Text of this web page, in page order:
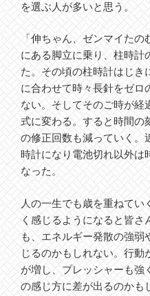
を選ぶ人が多いと思う。
「伸ちゃん、ゼンマイたの
にある脚立に乗り、柱時計
た。その頃の柱時計はじき
に合わせて時々長針をゼロ
ない。そしてそのご時が経
式に変わる。すると時間の
の修正回数も減っていく。
時計になり電池切れ以外は
なった。
人の一生でも歳を重ねてい
く感じるようになると皆さ
も、エネルギー発散の強弱
じるのかもしれない。行動
が増し、プレッシャーも強
の感じ方に差が出るのかも